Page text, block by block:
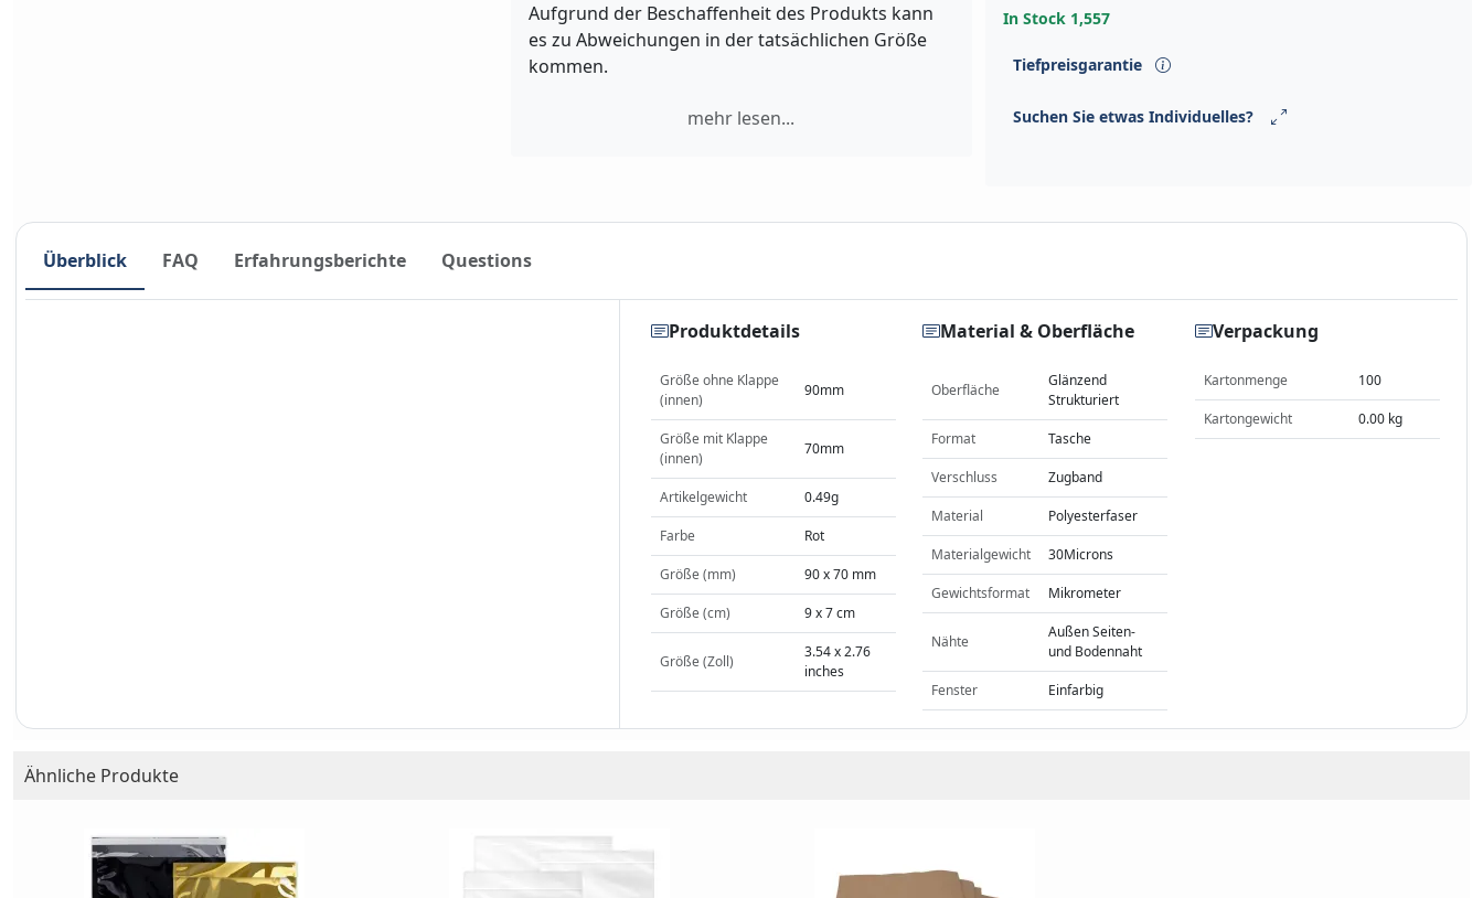
Aufgrund der Beschaffenheit des Produkts kann
es zu Abweichungen in der tatsächlichen Größe
kommen.
mehr lesen...
In Stock 1,557
Tiefpreisgarantie
Suchen Sie etwas Individuelles?
Überblick FAQ Erfahrungsberichte Questions
Produktdetails
Größe ohne Klappe
(innen)
90mm
Größe mit Klappe
(innen)
70mm
Artikelgewicht 0.49g
Farbe Rot
Größe (mm) 90 x 70 mm
Größe (cm) 9 x 7 cm
Größe (Zoll)
3.54 x 2.76
inches
Material & Oberfläche
Oberfläche
Glänzend
Strukturiert
Format Tasche
Verschluss Zugband
Material Polyesterfaser
Materialgewicht 30Microns
Gewichtsformat Mikrometer
Nähte
Außen Seiten-
und Bodennaht
Fenster Einfarbig
Verpackung
Kartonmenge 100
Kartongewicht 0.00 kg
Ähnliche Produkte